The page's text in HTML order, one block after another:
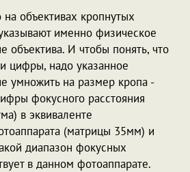
объективах кропнутых
именно физическое
объектива. И чтобы понять, что
цифры, надо указанное
умножить на размер кропа -
фокусного расстояния
в эквиваленте
(матрицы 35мм) и
диапазон фокусных
в данном фотоаппарате.